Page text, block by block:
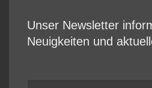
Unser Newsletter
Neuigkeiten und